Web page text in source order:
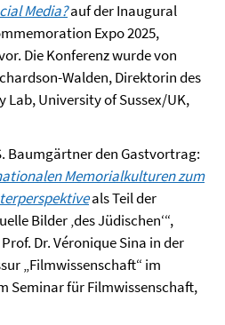
Media?auf der Inaugural
Expo 2025,
Die Konferenz wurde von
Walden, Direktorin des
Lab, University of Sussex/UK,
Baumgärtner den Gastvortrag:
Memorialkulturen zum
als Teil der
Bilder ‚des Jüdischen‘“,
Dr. Véronique Sina in der
„Filmwissenschaft“ im
Seminar für Filmwissenschaft,